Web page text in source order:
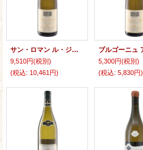
サン・ロマン ル・ジャロン 白 2024 マーク・ハイスマ
9,510円(税別)
(税込: 10,461円)
5,300円(税別)
(税込: 5,830円)